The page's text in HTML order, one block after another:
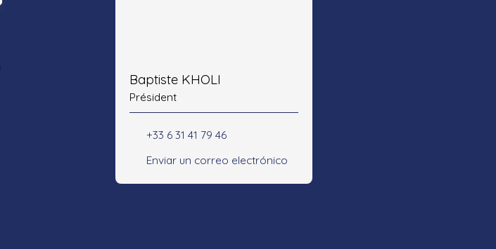
Baptiste KHOLI
Président
+33 6 31 41 79 46
Enviar un correo electrónico